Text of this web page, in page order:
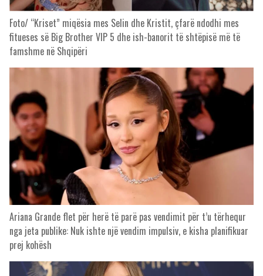
Foto/ “Kriset” miqësia mes Selin dhe Kristit, çfarë ndodhi mes
fitueses së Big Brother VIP 5 dhe ish-banorit të shtëpisë më të
famshme në Shqipëri
Ariana Grande flet për herë të parë pas vendimit për t’u tërhequr
nga jeta publike: Nuk ishte një vendim impulsiv, e kisha planifikuar
prej kohësh